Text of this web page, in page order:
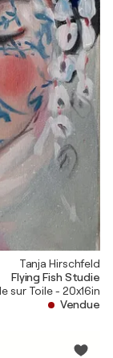
Tanja Hirschfeld
Flying Fish Studie
sur Toile - 20x16in
Vendue